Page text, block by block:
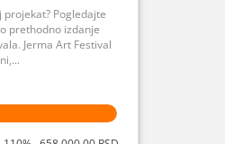
projekat? Pogledajte
prethodno izdanje
Jerma Art Festival